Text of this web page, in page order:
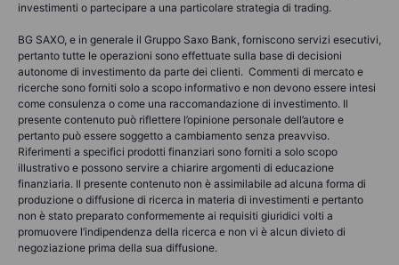
investimenti o partecipare a una particolare strategia di trading.
BG SAXO, e in generale il Gruppo Saxo Bank, forniscono servizi esecutivi,
pertanto tutte le operazioni sono effettuate sulla base di decisioni
autonome di investimento da parte dei clienti. Commenti di mercato e
ricerche sono forniti solo a scopo informativo e non devono essere intesi
come consulenza o come una raccomandazione di investimento. Il
presente contenuto può riflettere l’opinione personale dell’autore e
pertanto può essere soggetto a cambiamento senza preavviso.
Riferimenti a specifici prodotti finanziari sono forniti a solo scopo
illustrativo e possono servire a chiarire argomenti di educazione
finanziaria. Il presente contenuto non è assimilabile ad alcuna forma di
produzione o diffusione di ricerca in materia di investimenti e pertanto
non è stato preparato conformemente ai requisiti giuridici volti a
promuovere l’indipendenza della ricerca e non vi è alcun divieto di
negoziazione prima della sua diffusione.